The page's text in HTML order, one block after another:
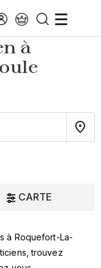
La-Bedoule
à
CARTE
à Roquefort-La-
trouvez